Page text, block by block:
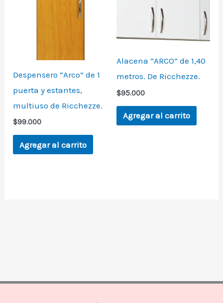
Despensero “Arco” de 1
puerta y estantes,
multiuso de Ricchezze.
$99.000
Agregar al carrito
Alacena “ARCO” de 1,40
metros. De Ricchezze.
$95.000
Agregar al carrito